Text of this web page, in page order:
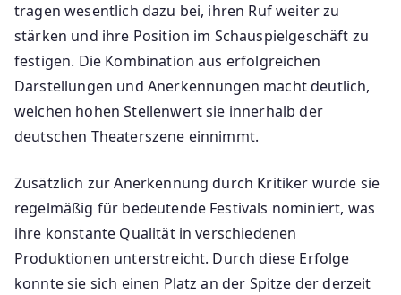
tragen wesentlich dazu bei, ihren Ruf weiter zu
stärken und ihre Position im Schauspielgeschäft zu
festigen. Die Kombination aus erfolgreichen
Darstellungen und Anerkennungen macht deutlich,
welchen hohen Stellenwert sie innerhalb der
deutschen Theaterszene einnimmt.
Zusätzlich zur Anerkennung durch Kritiker wurde sie
regelmäßig für bedeutende Festivals nominiert, was
ihre konstante Qualität in verschiedenen
Produktionen unterstreicht. Durch diese Erfolge
konnte sie sich einen Platz an der Spitze der derzeit